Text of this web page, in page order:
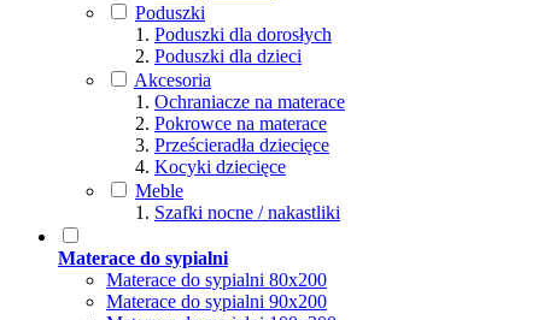
Poduszki
Poduszki dla dorosłych
Poduszki dla dzieci
Akcesoria
Ochraniacze na materace
Pokrowce na materace
Prześcieradła dziecięce
Kocyki dziecięce
Meble
Szafki nocne / nakastliki
Materace do sypialni
Materace do sypialni 80x200
Materace do sypialni 90x200